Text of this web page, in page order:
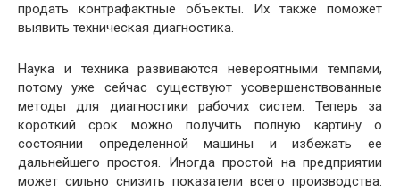
продать контрафактные объекты. Их также поможет
выявить техническая диагностика.
Наука и техника развиваются невероятными темпами,
потому уже сейчас существуют усовершенствованные
методы для диагностики рабочих систем. Теперь за
короткий срок можно получить полную картину о
состоянии определенной машины и избежать ее
дальнейшего простоя. Иногда простой на предприятии
может сильно снизить показатели всего производства.